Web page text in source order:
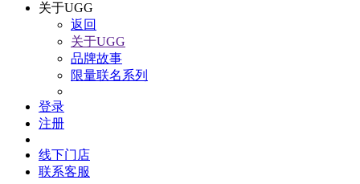
关于UGG
返回
关于UGG
品牌故事
限量联名系列
登录
注册
线下门店
联系客服